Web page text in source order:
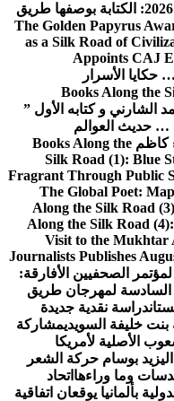
جائزة البردية الذهبية 2026: الكتابة بوصفها طريق
The Golden Papyrus
as a Silk Road of
Appoints CAJ
الأسرار
Books Along the
الشارني و كتابه الأول ”
… حديث العوالم
كاظم Books Along the
Silk Road (1): Blue
Fragrant Through Public
The Global Poet:
Along the Silk Road
Along the Silk Road
Visit to the Mukhtar
Journalists Publishes
الصحفيين الأفارقة:
السادسة لمهرجان طريق
دراسة نقدية جديدة
خليفة السويديمشاركة
الأصلية لأمريكا
بوسام حركة الشعر
وما وراءها اتحاد
بألمانيا يوقعان اتفاقية